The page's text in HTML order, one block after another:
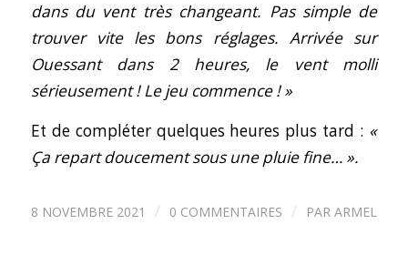
dans du vent très changeant. Pas simple de
trouver vite les bons réglages. Arrivée sur
Ouessant dans 2 heures, le vent molli
sérieusement ! Le jeu commence ! »
Et de compléter quelques heures plus tard : «
Ça repart doucement sous une pluie fine… ».
8 NOVEMBRE 2021 / 0 COMMENTAIRES / PAR ARMEL